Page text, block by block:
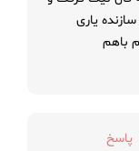
یاری
باهم
پاسخ